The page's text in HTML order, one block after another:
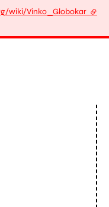
wiki/Vinko_Globokar -